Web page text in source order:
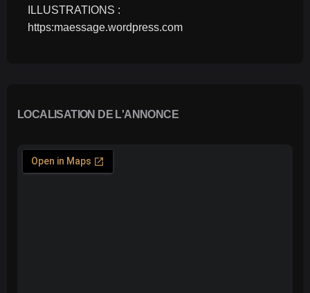
ILLUSTRATIONS :
https:maessage.wordpress.com
LOCALISATION DE L'ANNONCE